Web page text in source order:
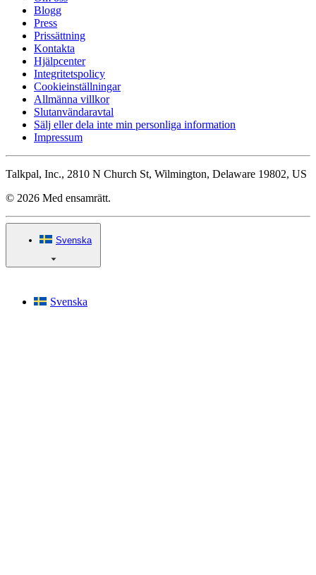
Blogg
Press
Prissättning
Kontakta
Hjälpcenter
Integritetspolicy
Cookieinställningar
Allmänna villkor
Slutanvändaravtal
Sälj eller dela inte min personliga information
Impressum
Talkpal, Inc., 2810 N Church St, Wilmington, Delaware 19802, US
© 2026 Med ensamrätt.
Svenska
Svenska